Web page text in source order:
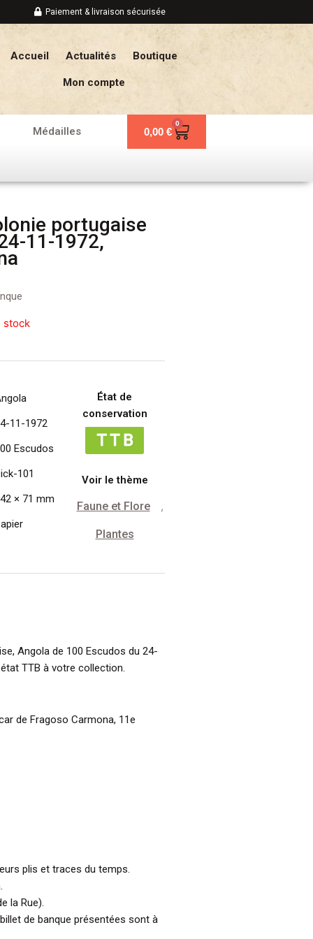
Paiement & livraison sécurisée
Accueil Actualités Boutique
Mon compte
Médailles 0,00 €
0
Panier
portugaise
11-1972,
stock
11-1972
Escudos
101
× 71 mm
État de
conservation
Voir le thème
Faune et Flore ,
Plantes
Angola de 100 Escudos du 24-
TTB à votre collection.
de Fragoso Carmona, 11e
plis et traces du temps.
la Rue).
de banque présentées sont à